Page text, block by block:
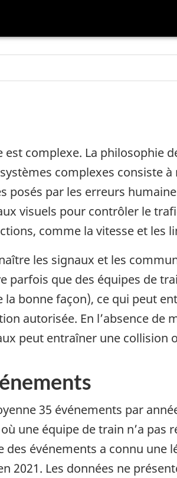
complexe. La philosophie
complexes consiste
posés par les erreurs
visuels pour contrôler le
comme la vitesse et
les signaux et les
parfois que des équipes de
la bonne façon), ce qui peut
autorisée. En l’absence
peut entraîner une collision
35 événements par
une équipe de train n’a
des événements a connu une
2021. Les données ne